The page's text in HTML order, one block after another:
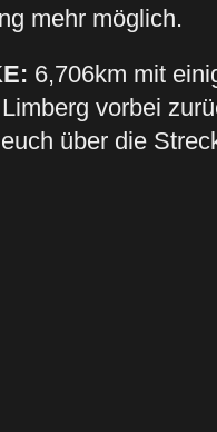
mehr möglich.
6,706km mit
vorbei
über die